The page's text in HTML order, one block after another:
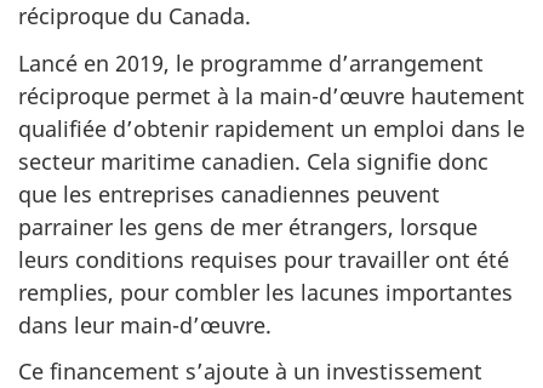
réciproque du Canada.
Lancé en 2019, le programme d’arrangement
réciproque permet à la main-d’œuvre hautement
qualifiée d’obtenir rapidement un emploi dans le
secteur maritime canadien. Cela signifie donc
que les entreprises canadiennes peuvent
parrainer les gens de mer étrangers, lorsque
leurs conditions requises pour travailler ont été
remplies, pour combler les lacunes importantes
dans leur main-d’œuvre.
Ce financement s’ajoute à un investissement